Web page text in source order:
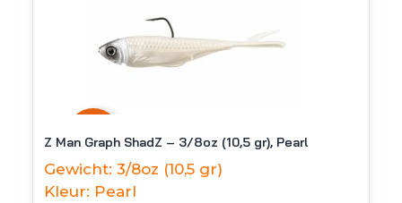
38
Z Man Graph ShadZ – 3/8oz (10,5 gr), Pearl
Gewicht: 3/8oz (10,5 gr)
Kleur: Pearl